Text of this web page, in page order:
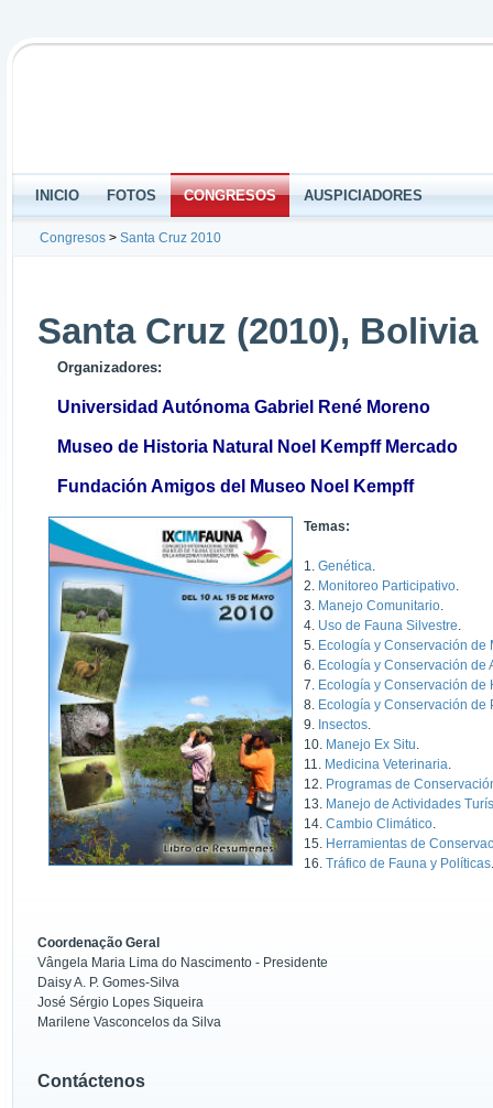
INICIO FOTOS CONGRESOS AUSPICIADORES
Congresos > Santa Cruz 2010
Santa Cruz (2010), Bolivia
Organizadores:
Universidad Autónoma Gabriel René Moreno
Museo de Historia Natural Noel Kempff Mercado
Fundación Amigos del Museo Noel Kempff
Temas:
1. Genética.
2. Monitoreo Participativo.
3. Manejo Comunitario.
4. Uso de Fauna Silvestre.
5. Ecología y Conservación de
6. Ecología y Conservación de
7. Ecología y Conservación de
8. Ecología y Conservación de
9. Insectos.
10. Manejo Ex Situ.
11. Medicina Veterinaria.
12. Programas de
13. Manejo de Actividades
14. Cambio Climático.
15. Herramientas de
16. Tráfico de Fauna y Políticas.
Coordenação Geral
Vângela Maria Lima do Nascimento - Presidente
Daisy A. P. Gomes-Silva
José Sérgio Lopes Siqueira
Marilene Vasconcelos da Silva
Contáctenos